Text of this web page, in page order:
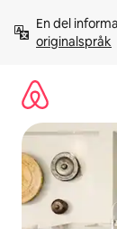
innehåll
En del
originalspråk